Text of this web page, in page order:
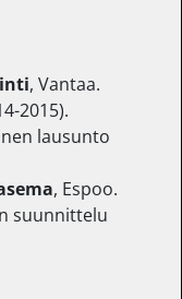
, Vantaa.
2015).
lausunto
, Espoo.
suunnittelu